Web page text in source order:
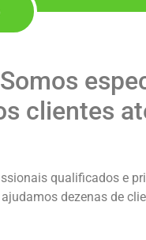
clientes
qualificados e
ajudamos dezenas de